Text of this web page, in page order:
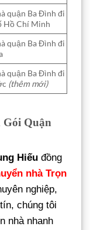
quận Ba Đình đi
Hồ Chí Minh
quận Ba Đình đi
quận Ba Đình đi
(thêm mới)
Quận
Hiếu đồng
nhà Trọn
nghiệp,
chúng tôi
nhà nhanh